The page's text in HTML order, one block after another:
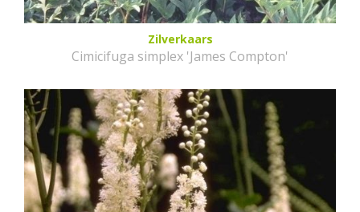
Zilverkaars
Cimicifuga simplex 'James Compton'